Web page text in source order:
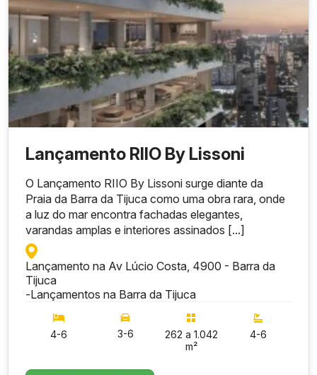
Lançamento RIIO By Lissoni
O Lançamento RIIO By Lissoni surge diante da
Praia da Barra da Tijuca como uma obra rara, onde
a luz do mar encontra fachadas elegantes,
varandas amplas e interiores assinados [...]
Lançamento na Av Lúcio Costa, 4900 - Barra da
Tijuca
-Lançamentos na Barra da Tijuca
4-6 3-6
262 a 1.042
m²
4-6